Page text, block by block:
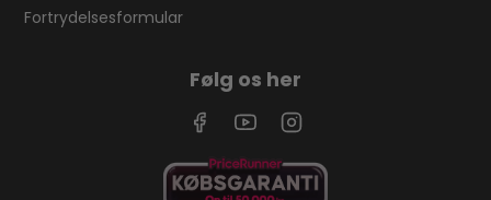
Fortrydelsesformular
Følg os her